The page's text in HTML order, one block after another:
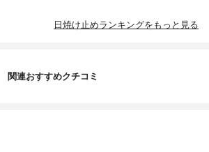
日焼け止めランキングをもっと見る
関連おすすめクチコミ